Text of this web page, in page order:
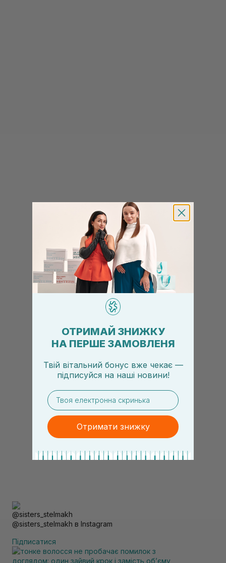
@sisters_stelmakh в Instagram
Підписатися
ОТРИМАЙ ЗНИЖКУ
НА ПЕРШЕ ЗАМОВЛЕНЯ
Твій вітальний бонус вже чекає —
підписуйся на наші новини!
email
Отримати знижку